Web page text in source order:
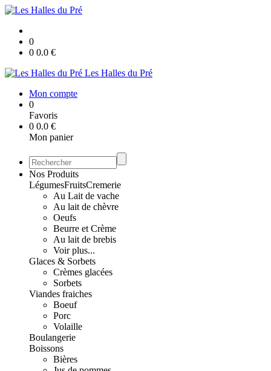
0
0 0.0 €
Les Halles du Pré
Mon compte
0
Favoris
0 0.0 €
Mon panier
Nos Produits
LégumesFruitsCremerie
Au Lait de vache
Au lait de chèvre
Oeufs
Beurre et Crème
Au lait de brebis
Voir plus...
Glaces & Sorbets
Crèmes glacées
Sorbets
Viandes fraiches
Boeuf
Porc
Volaille
Boulangerie
Boissons
Bières